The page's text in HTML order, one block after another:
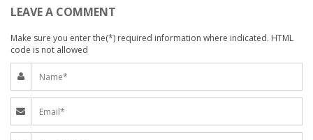
LEAVE A COMMENT
Make sure you enter the(*) required information where indicated. HTML
code is not allowed